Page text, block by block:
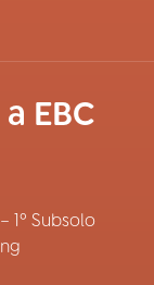
EBC
1º Subsolo